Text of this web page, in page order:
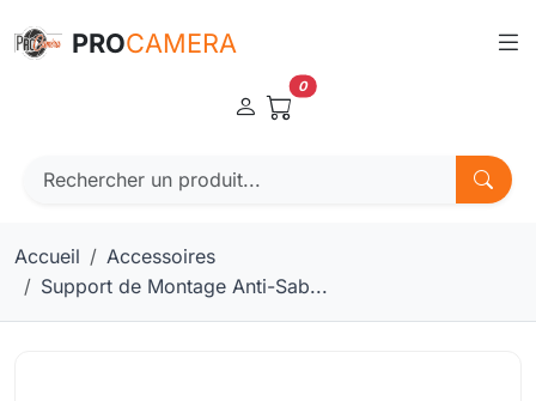
PROCAMERA
0
Accueil
Accessoires
Support de Montage Anti-Sab...